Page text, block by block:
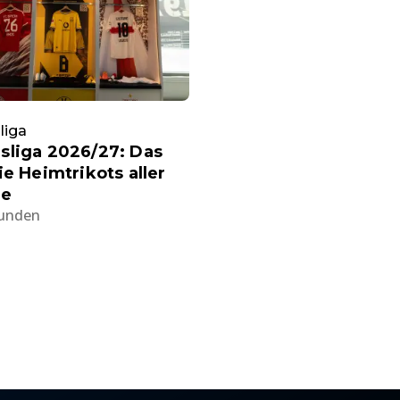
2026/27: Das
Heimtrikots aller